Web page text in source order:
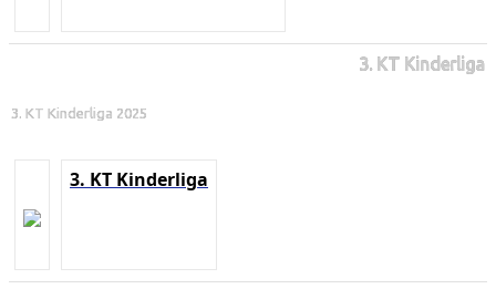
3. KT Kinderliga
3. KT Kinderliga 2025
3. KT Kinderliga